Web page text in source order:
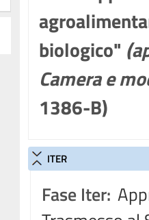
biologico"
Camera e
1386-B)
ITER
Fase Iter: